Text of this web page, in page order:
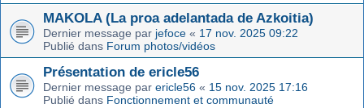
MAKOLA (La proa adelantada de Azkoitia)
Dernier message par jefoce « 17 nov. 2025 09:22
Publié dans Forum photos/vidéos
Présentation de ericle56
Dernier message par ericle56 « 15 nov. 2025 17:16
Publié dans Fonctionnement et communauté